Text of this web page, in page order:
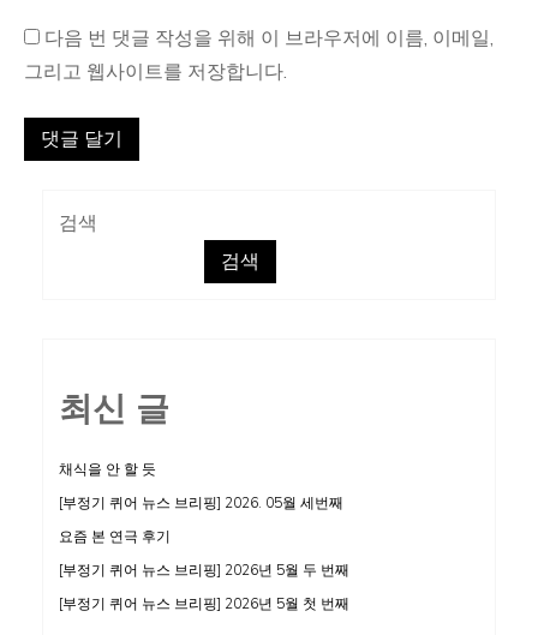
다음 번 댓글 작성을 위해 이 브라우저에 이름, 이메일,
그리고 웹사이트를 저장합니다.
검색
검색
최신 글
채식을 안 할 듯
[부정기 퀴어 뉴스 브리핑] 2026. 05월 세번째
요즘 본 연극 후기
[부정기 퀴어 뉴스 브리핑] 2026년 5월 두 번째
[부정기 퀴어 뉴스 브리핑] 2026년 5월 첫 번째